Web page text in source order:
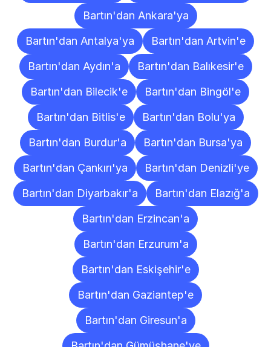
Bartın'dan Ankara'ya
Bartın'dan Antalya'ya
Bartın'dan Artvin'e
Bartın'dan Aydın'a
Bartın'dan Balıkesir'e
Bartın'dan Bilecik'e
Bartın'dan Bingöl'e
Bartın'dan Bitlis'e
Bartın'dan Bolu'ya
Bartın'dan Burdur'a
Bartın'dan Bursa'ya
Bartın'dan Çankırı'ya
Bartın'dan Denizli'ye
Bartın'dan Diyarbakır'a
Bartın'dan Elazığ'a
Bartın'dan Erzincan'a
Bartın'dan Erzurum'a
Bartın'dan Eskişehir'e
Bartın'dan Gaziantep'e
Bartın'dan Giresun'a